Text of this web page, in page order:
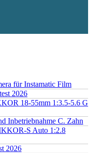
für Instamatic Film
2026
18-55mm 1:3.5-5.6 G
Inbetriebnahme C. Zahn
S Auto 1:2.8
2026